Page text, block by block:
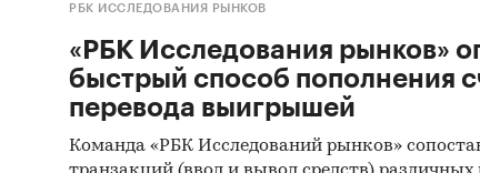
РБК ИССЛЕДОВАНИЯ РЫНКОВ
«РБК Исследования рынков»
быстрый способ пополнения
перевода выигрышей
Команда «РБК Исследований рынков»